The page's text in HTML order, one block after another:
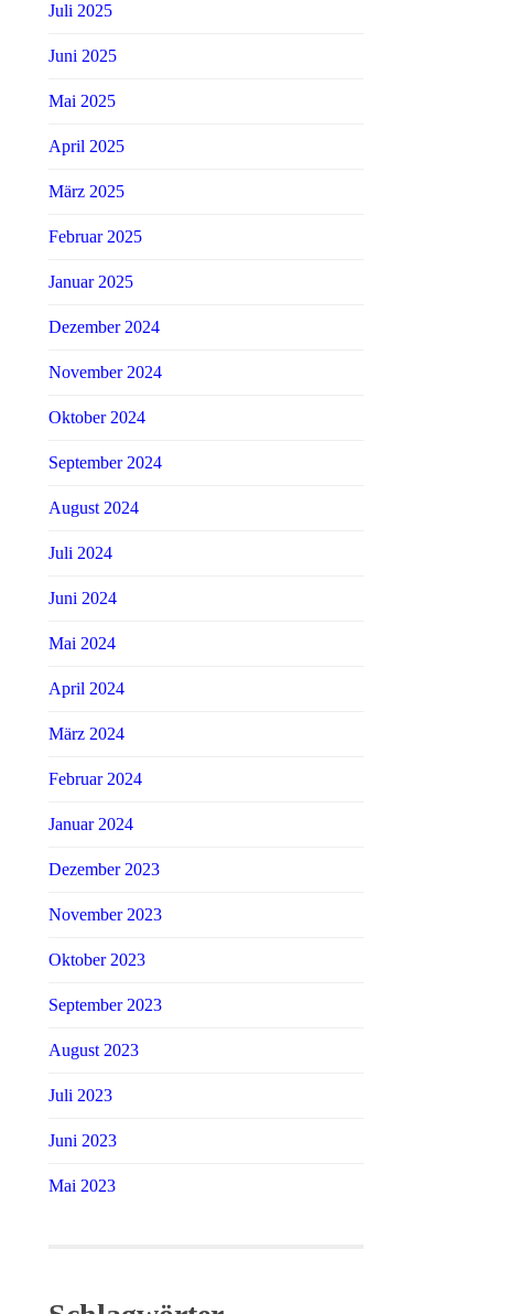
Juli 2025
Juni 2025
Mai 2025
April 2025
März 2025
Februar 2025
Januar 2025
Dezember 2024
November 2024
Oktober 2024
September 2024
August 2024
Juli 2024
Juni 2024
Mai 2024
April 2024
März 2024
Februar 2024
Januar 2024
Dezember 2023
November 2023
Oktober 2023
September 2023
August 2023
Juli 2023
Juni 2023
Mai 2023